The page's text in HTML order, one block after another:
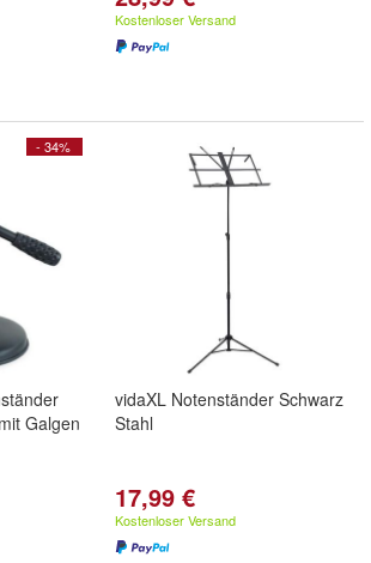
Kostenloser Versand
- 34%
Galgen
vidaXL Notenständer Schwarz
Stahl
17,99 €
Kostenloser Versand